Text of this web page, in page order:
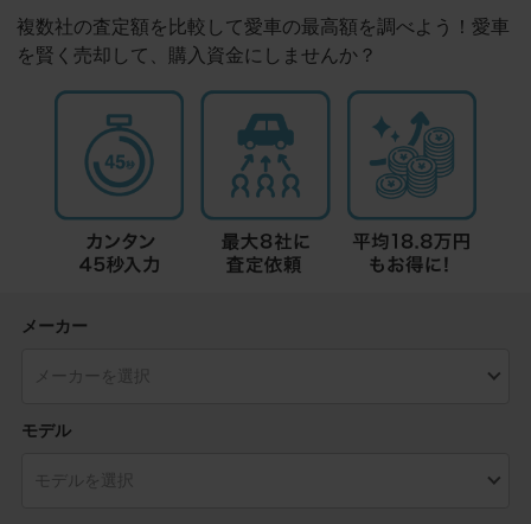
複数社の査定額を比較して愛車の最高額を調べよう！愛車
を賢く売却して、購入資金にしませんか？
メーカー
モデル